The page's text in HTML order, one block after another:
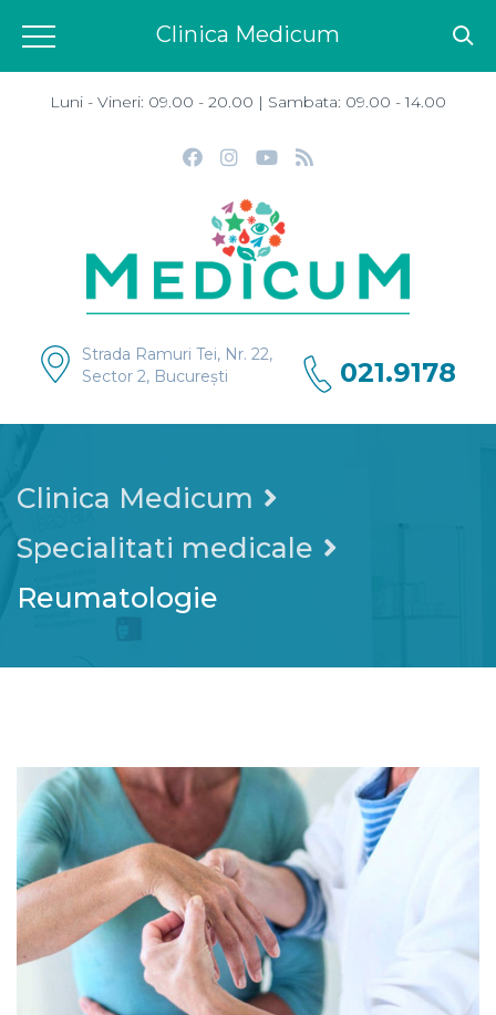
Luni - Vineri: 09.00 - 20.00 | Sambata: 09.00 - 14.00
Strada Ramuri Tei, Nr. 22,
Sector 2, București
021.9178
Clinica Medicum
Specialitati medicale
Reumatologie
Clinica Medicum